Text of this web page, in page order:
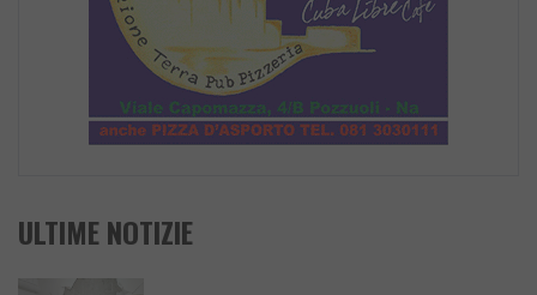
ULTIME NOTIZIE